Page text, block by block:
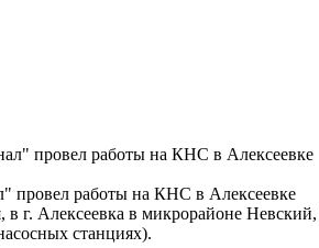
провел работы на КНС в Алексеевке
в г. Алексеевка в микрорайоне
станциях).